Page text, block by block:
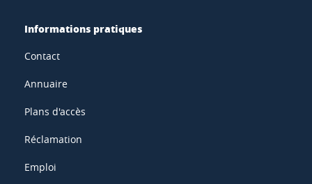
Informations pratiques
Contact
Annuaire
Plans d'accès
Réclamation
Emploi